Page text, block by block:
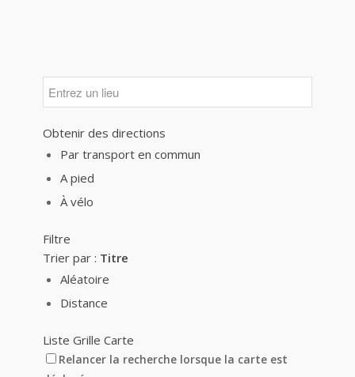
Obtenir des directions
Par transport en commun
A pied
À vélo
Filtre
Trier par : Titre
Aléatoire
Distance
Liste Grille Carte
Relancer la recherche lorsque la carte est